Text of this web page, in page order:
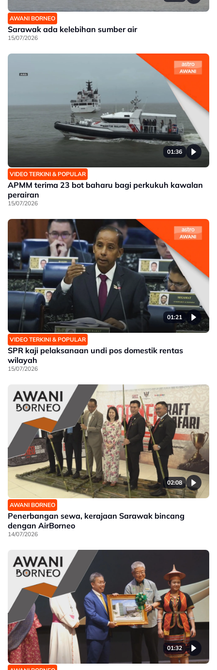
AWANI BORNEO
Sarawak ada kelebihan sumber air
15/07/2026
01:36
VIDEO TERKINI & POPULAR
APMM terima 23 bot baharu bagi perkukuh kawalan
perairan
15/07/2026
01:21
VIDEO TERKINI & POPULAR
SPR kaji pelaksanaan undi pos domestik rentas
wilayah
15/07/2026
02:08
AWANI BORNEO
Penerbangan sewa, kerajaan Sarawak bincang
dengan AirBorneo
14/07/2026
01:32